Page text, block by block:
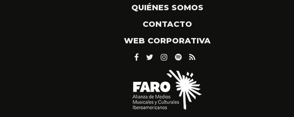
QUIÉNES SOMOS
CONTACTO
WEB CORPORATIVA